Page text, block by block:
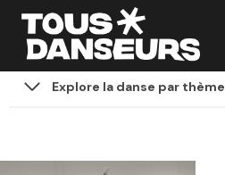
Aller
contenu
Explore la danse par thème